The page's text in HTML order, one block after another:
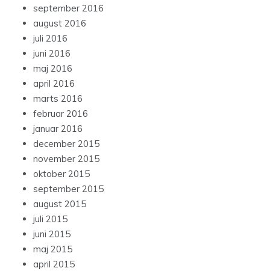
september 2016
august 2016
juli 2016
juni 2016
maj 2016
april 2016
marts 2016
februar 2016
januar 2016
december 2015
november 2015
oktober 2015
september 2015
august 2015
juli 2015
juni 2015
maj 2015
april 2015